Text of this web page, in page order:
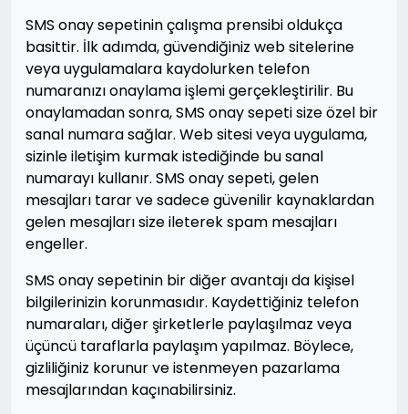
SMS onay sepetinin çalışma prensibi oldukça
basittir. İlk adımda, güvendiğiniz web sitelerine
veya uygulamalara kaydolurken telefon
numaranızı onaylama işlemi gerçekleştirilir. Bu
onaylamadan sonra, SMS onay sepeti size özel bir
sanal numara sağlar. Web sitesi veya uygulama,
sizinle iletişim kurmak istediğinde bu sanal
numarayı kullanır. SMS onay sepeti, gelen
mesajları tarar ve sadece güvenilir kaynaklardan
gelen mesajları size ileterek spam mesajları
engeller.
SMS onay sepetinin bir diğer avantajı da kişisel
bilgilerinizin korunmasıdır. Kaydettiğiniz telefon
numaraları, diğer şirketlerle paylaşılmaz veya
üçüncü taraflarla paylaşım yapılmaz. Böylece,
gizliliğiniz korunur ve istenmeyen pazarlama
mesajlarından kaçınabilirsiniz.